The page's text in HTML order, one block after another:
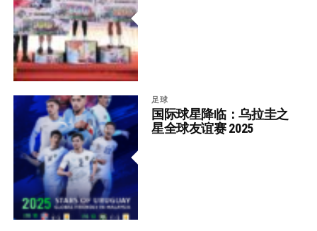
足球
国际球星降临：乌拉圭之
星全球友谊赛 2025